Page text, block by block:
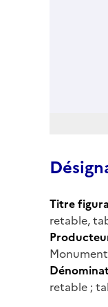
Titre
retable,
retable ;